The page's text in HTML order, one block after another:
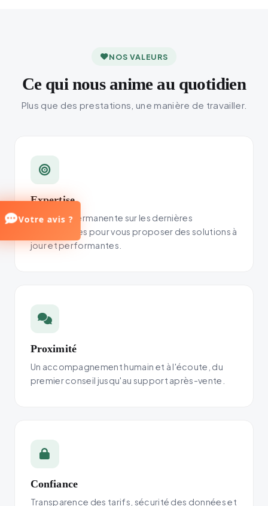
NOS VALEURS
Ce qui nous anime au quotidien
Plus que des prestations, une manière de travailler.
Expertise
Une veille permanente sur les dernières
technologies pour vous proposer des solutions à
jour et performantes.
Proximité
Un accompagnement humain et à l'écoute, du
premier conseil jusqu'au support après-vente.
Confiance
Transparence des tarifs, sécurité des données et
Votre avis ?